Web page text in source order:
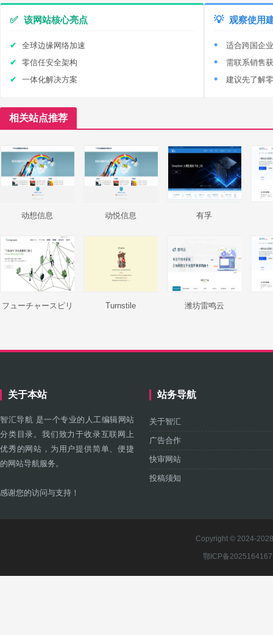
✅ 该网站核心亮点
全球边缘网络加速
零信任安全架构
一体化解决方案
💡 观察使用
适合跨国企
需联系销售
建议先了解
相关站点推荐
动想信息 动悦信息 有孚
フューチャースピリ
Turnstile 潍坊雷鸣云
关于本站
智汇导航 是一个专业的人工编辑网站
分类目录。我们致力于收录互联网上
优秀的网站，为用户提供简单、便捷
的网站导航服务。
感谢您的访问与支持！
站务导航
关于智汇
广告合作
快审网站
投稿须知
Copyright © 2024-
鄂ICP备